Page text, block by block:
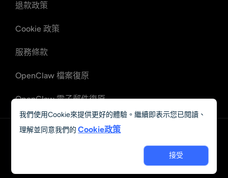
退款政策
Cookie 政策
服務條款
OpenClaw 檔案復原
OpenClaw 電子郵件復原
© 2023 - 2026 Grand Vision Tech Software Limited. All rights
我們使用Cookie來提供更好的體驗。繼續即表示您已閱讀、
理解並同意我們的Cookie政策
接受